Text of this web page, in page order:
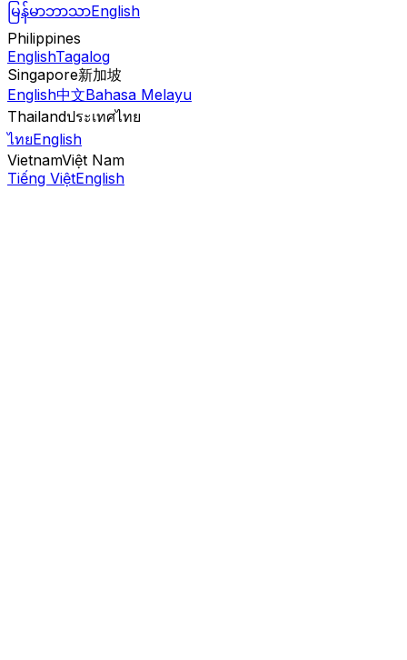
မြန်မာဘာသာEnglish
Philippines
EnglishTagalog
Singapore新加坡
English中文Bahasa Melayu
Thailandประเทศไทย
ไทยEnglish
VietnamViệt Nam
Tiếng ViệtEnglish